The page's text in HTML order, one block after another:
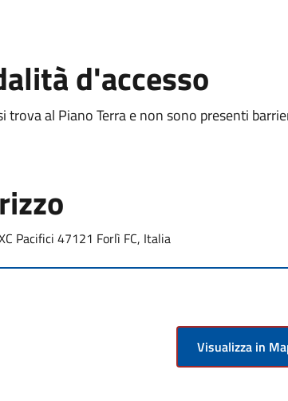
d'accesso
trova al Piano Terra e non sono presenti
Pacifici 47121 Forlì FC, Italia
Visualizza in